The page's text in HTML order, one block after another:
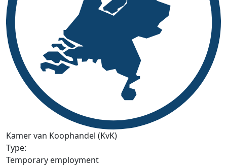
Kamer van Koophandel (KvK)
Type:
Temporary employment